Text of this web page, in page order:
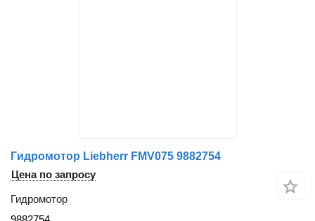
Гидромотор Liebherr FMV075 9882754
Цена по запросу
Гидромотор